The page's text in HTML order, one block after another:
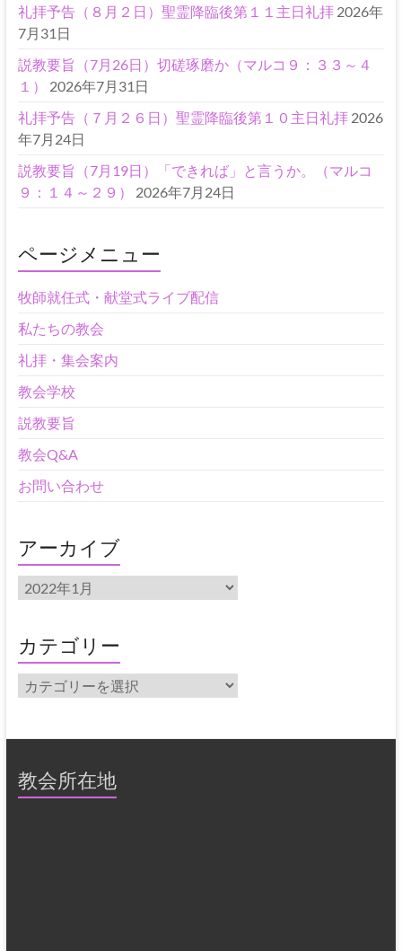
礼拝予告（８月２日）聖霊降臨後第１１主日礼拝 2026年
7月31日
説教要旨（7月26日）切磋琢磨か（マルコ９：３３～４
１）
2026年7月31日
礼拝予告（７月２６日）聖霊降臨後第１０主日礼拝 2026
年7月24日
説教要旨（7月19日）「できれば」と言うか。（マルコ
９：１４～２９）
2026年7月24日
ページメニュー
牧師就任式・献堂式ライブ配信
私たちの教会
礼拝・集会案内
教会学校
説教要旨
教会Q&A
お問い合わせ
アーカイブ
ア
ー
イ
ブ
カテゴリー
カ
テ
教会所在地